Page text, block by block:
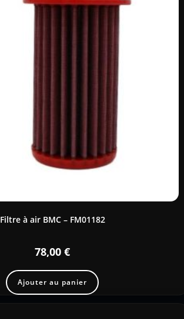
Filtre à air BMC – FM01182
78,00 €
Ajouter au panier